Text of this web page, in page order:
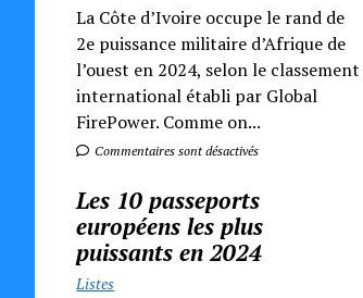
La Côte d’Ivoire occupe le rand de
2e puissance militaire d’Afrique de
l’ouest en 2024, selon le classement
international établi par Global
FirePower. Comme on...
Commentaires sont désactivés
Les 10 passeports
européens les plus
puissants en 2024
Listes